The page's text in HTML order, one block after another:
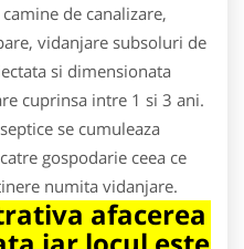
de canalizare,
vidanjare subsoluri de
si dimensionata
cuprinsa intre 1 si 3 ani.
se cumuleaza
gospodarie ceea ce
numita vidanjare.
afacerea